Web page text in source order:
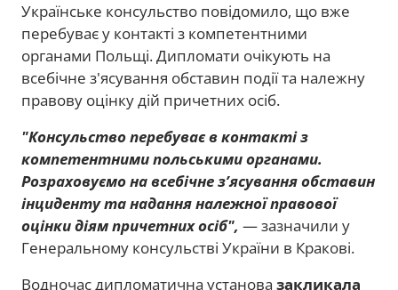
Українське консульство повідомило, що вже
перебуває у контакті з компетентними
органами Польщі. Дипломати очікують на
всебічне з'ясування обставин події та належну
правову оцінку дій причетних осіб.
"Консульство перебуває в контакті з
компетентними польськими органами.
Розраховуємо на всебічне з’ясування обставин
інциденту та надання належної правової
оцінки діям причетних осіб", — зазначили у
Генеральному консульстві України в Кракові.
Водночас дипломатична установа закликала